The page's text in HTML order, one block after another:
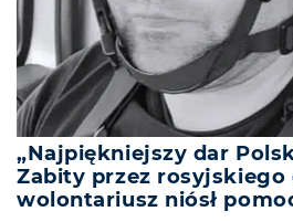
„Najpiękniejszy dar
Zabity przez rosyjskiego
wolontariusz niósł